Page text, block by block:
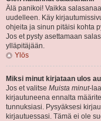
Älä panikoi! Vaikka
uudelleen. Käy
ohjeita ja sinun pitäisi kohta
Jos et pysty asettamaan
ylläpitäjään.
Ylös
Miksi minut kirjataan ulos
Jos et valitse Muista minut-
kirjautuneena ennalta
tunnuksiasi. Pysyäksesi
kirjautuessasi. Tämä ei ole